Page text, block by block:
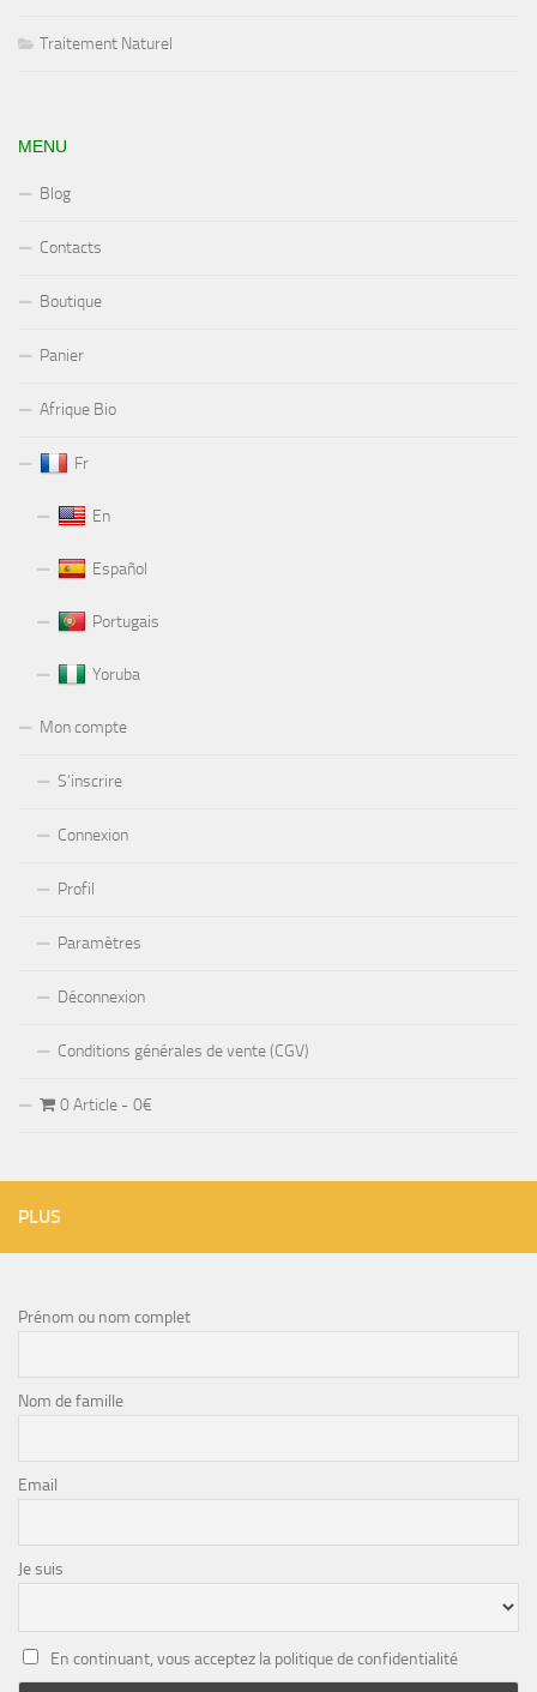
Traitement Naturel
MENU
Blog
Contacts
Boutique
Panier
Afrique Bio
Fr
En
Español
Portugais
Yoruba
Mon compte
S’inscrire
Connexion
Profil
Paramètres
Déconnexion
Conditions générales de vente (CGV)
0 Article 0€
PLUS
Prénom ou nom complet
Nom de famille
Email
Je suis
En continuant, vous acceptez la politique de confidentialité